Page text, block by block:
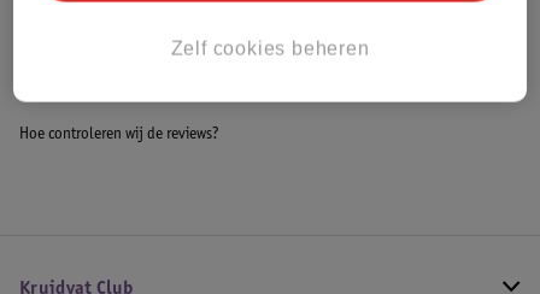
Hoe controleren wij de reviews?
Kruidvat Club
Zelf cookies beheren